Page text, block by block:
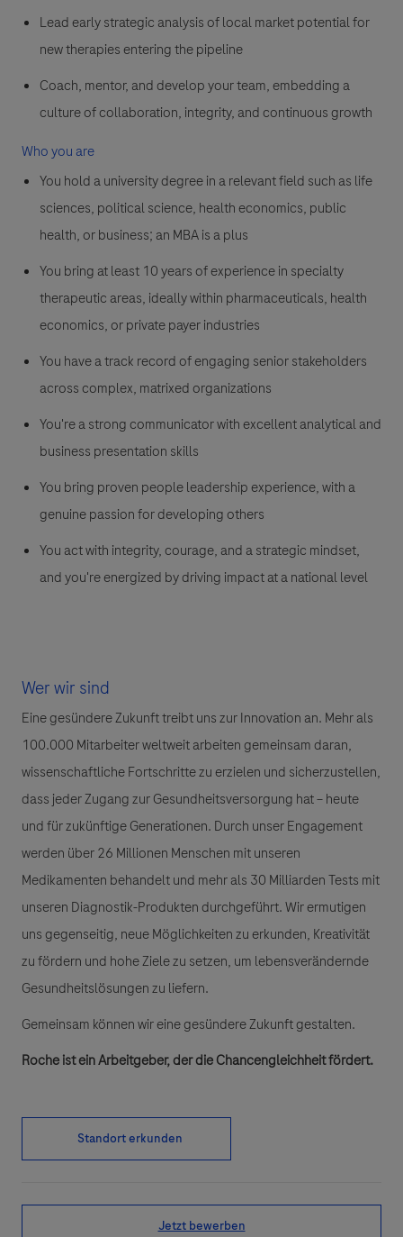
Lead early strategic analysis of local market potential for
new therapies entering the pipeline
Coach, mentor, and develop your team, embedding a
culture of collaboration, integrity, and continuous growth
Who you are
You hold a university degree in a relevant field such as life
sciences, political science, health economics, public
health, or business; an MBA is a plus
You bring at least 10 years of experience in specialty
therapeutic areas, ideally within pharmaceuticals, health
economics, or private payer industries
You have a track record of engaging senior stakeholders
across complex, matrixed organizations
You're a strong communicator with excellent analytical and
business presentation skills
You bring proven people leadership experience, with a
genuine passion for developing others
You act with integrity, courage, and a strategic mindset,
and you're energized by driving impact at a national level
Wer wir sind
Eine gesündere Zukunft treibt uns zur Innovation an. Mehr als
100.000 Mitarbeiter weltweit arbeiten gemeinsam daran,
wissenschaftliche Fortschritte zu erzielen und sicherzustellen,
dass jeder Zugang zur Gesundheitsversorgung hat – heute
und für zukünftige Generationen. Durch unser Engagement
werden über 26 Millionen Menschen mit unseren
Medikamenten behandelt und mehr als 30 Milliarden Tests mit
unseren Diagnostik-Produkten durchgeführt. Wir ermutigen
uns gegenseitig, neue Möglichkeiten zu erkunden, Kreativität
zu fördern und hohe Ziele zu setzen, um lebensverändernde
Gesundheitslösungen zu liefern.
Gemeinsam können wir eine gesündere Zukunft gestalten.
Roche ist ein Arbeitgeber, der die Chancengleichheit fördert.
Standort erkunden
Jetzt bewerben